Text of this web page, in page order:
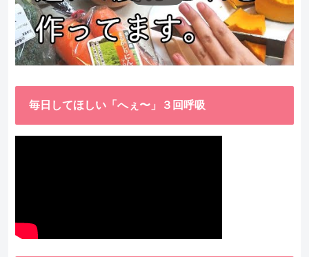
毎日してほしい「へぇ〜」３回呼吸